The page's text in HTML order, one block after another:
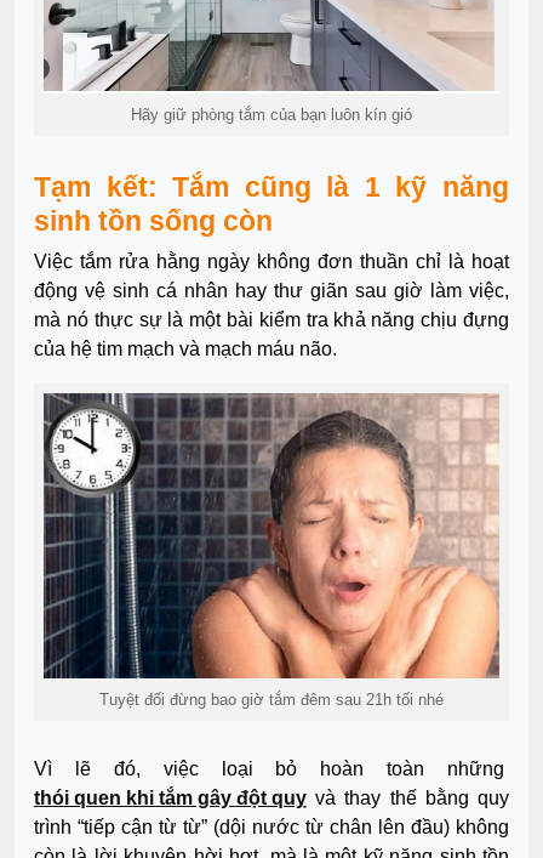
Hãy giữ phòng tắm của bạn luôn kín gió
Tạm kết: Tắm cũng là 1 kỹ năng
sinh tồn sống còn
Việc tắm rửa hằng ngày không đơn thuần chỉ là hoạt
động vệ sinh cá nhân hay thư giãn sau giờ làm việc,
mà nó thực sự là một bài kiểm tra khả năng chịu đựng
của hệ tim mạch và mạch máu não.
Tuyệt đối đừng bao giờ tắm đêm sau 21h tối nhé
Vì lẽ đó, việc loại bỏ hoàn toàn những
thói quen khi tắm gây đột quỵ và thay thế bằng quy
trình “tiếp cận từ từ” (dội nước từ chân lên đầu) không